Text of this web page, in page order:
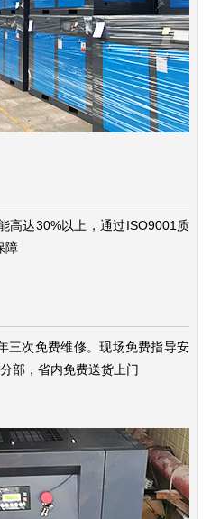
高达30%以上，通过ISO9001质
障
三次免费维修。现场免费指导安
部，省内免费送货上门